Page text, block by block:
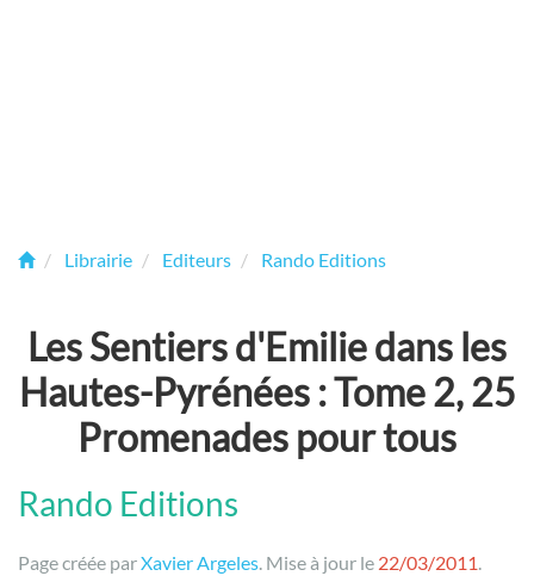
Librairie Editeurs Rando Editions
Les Sentiers d'Emilie dans les
Hautes-Pyrénées : Tome 2, 25
Promenades pour tous
Rando Editions
Page créée parXavier Argeles. Mise à jour le 22/03/2011.